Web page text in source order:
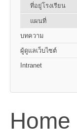
ที่อยู่โรงเรียน
แผนที่
บทความ
ผู้ดูแลเว็บไซต์
Intranet
Home